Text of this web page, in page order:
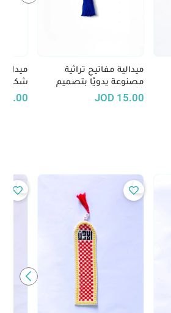
ميدالية مفاتيح تراثية
مصنوعة يدويًا بتصميم
تطريز فلاحي - متوفرة بعدّة
15.00
JOD
شكل
8.00